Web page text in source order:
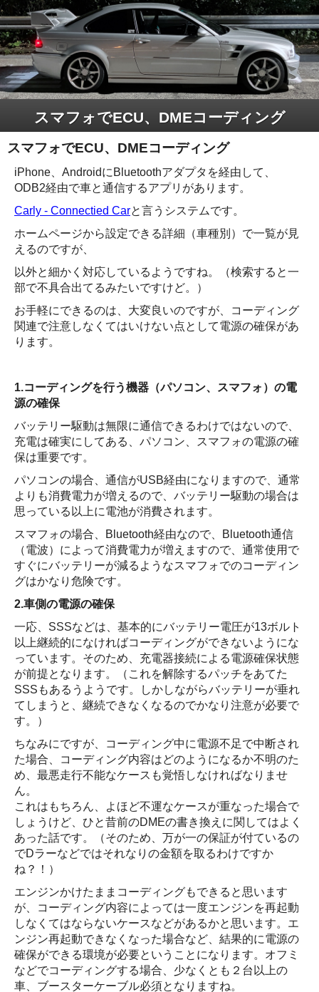
スマフォでECU、DMEコーディング
スマフォでECU、DMEコーディング
iPhone、AndroidにBluetoothアダプタを経由して、
ODB2経由で車と通信するアプリがあります。
Carly - Connectied Carと言うシステムです。
ホームページから設定できる詳細（車種別）で一覧が見
えるのですが、
以外と細かく対応しているようですね。（検索すると一
部で不具合出てるみたいですけど。）
お手軽にできるのは、大変良いのですが、コーディング
関連で注意しなくてはいけない点として電源の確保があ
ります。
1.コーディングを行う機器（パソコン、スマフォ）の電
源の確保
バッテリー駆動は無限に通信できるわけではないので、
充電は確実にしてある、パソコン、スマフォの電源の確
保は重要です。
パソコンの場合、通信がUSB経由になりますので、通常
よりも消費電力が増えるので、バッテリー駆動の場合は
思っている以上に電池が消費されます。
スマフォの場合、Bluetooth経由なので、Bluetooth通信
（電波）によって消費電力が増えますので、通常使用で
すぐにバッテリーが減るようなスマフォでのコーディン
グはかなり危険です。
2.車側の電源の確保
一応、SSSなどは、基本的にバッテリー電圧が13ボルト
以上継続的になければコーディングができないようにな
っています。そのため、充電器接続による電源確保状態
が前提となります。（これを解除するパッチをあてた
SSSもあるうようです。しかしながらバッテリーが垂れ
てしまうと、継続できなくなるのでかなり注意が必要で
す。）
ちなみにですが、コーディング中に電源不足で中断され
た場合、コーディング内容はどのようになるか不明のた
め、最悪走行不能なケースも覚悟しなければなりませ
ん。
これはもちろん、よほど不運なケースが重なった場合で
しょうけど、ひと昔前のDMEの書き換えに関してはよく
あった話です。（そのため、万が一の保証が付ているの
でDラーなどではそれなりの金額を取るわけですか
ね？！）
エンジンかけたままコーディングもできると思います
が、コーディング内容によっては一度エンジンを再起動
しなくてはならないケースなどがあるかと思います。エ
ンジン再起動できなくなった場合など、結果的に電源の
確保ができる環境が必要ということになります。オフミ
などでコーディングする場合、少なくとも２台以上の
車、ブースターケーブル必須となりますね。